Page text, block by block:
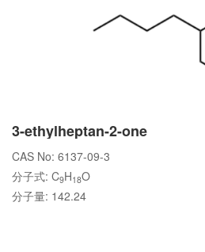
3-ethylheptan-2-one
CAS No: 6137-09-3
分子式: C9H18O
分子量: 142.24